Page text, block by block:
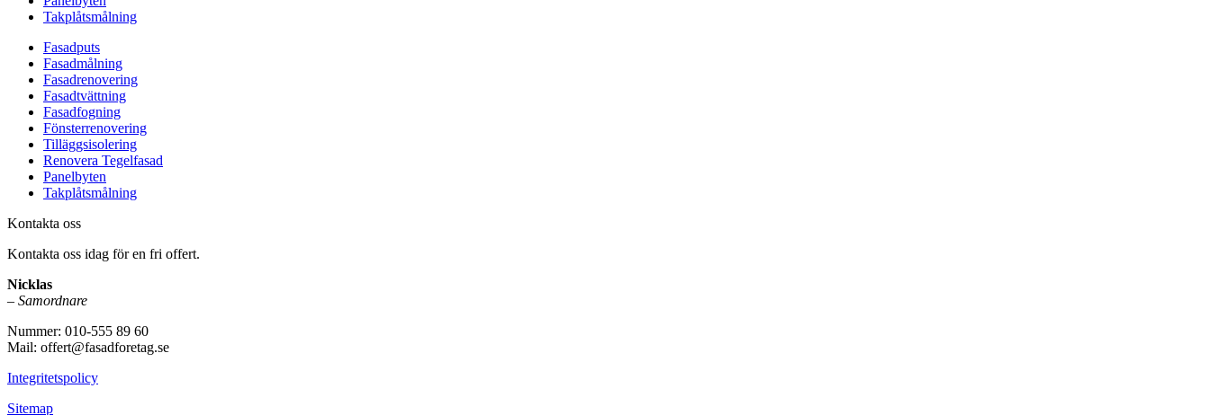
Takplåtsmålning
Fasadputs
Fasadmålning
Fasadrenovering
Fasadtvättning
Fasadfogning
Fönsterrenovering
Tilläggsisolering
Renovera Tegelfasad
Panelbyten
Takplåtsmålning
Kontakta oss
Kontakta oss idag för en fri offert.
Nicklas
– Samordnare
Nummer: 010-555 89 60
Mail: offert@fasadforetag.se
Integritetspolicy
Sitemap